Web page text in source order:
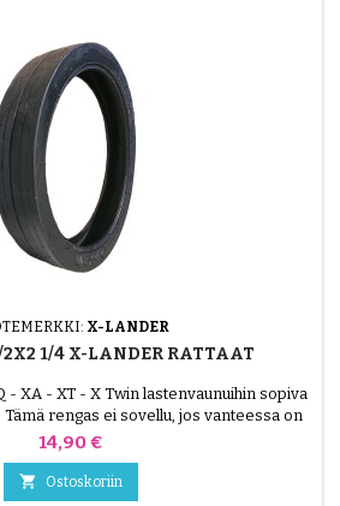
X-LANDER
2X2 1/4 X-LANDER RATTAAT
- XA - XT - X Twin lastenvaunuihin sopiva
rengas ei sovellu, jos vanteessa on
2x21/4 rengas ( 57-203 )
Hinta
14,90 €
 Ostoskoriin